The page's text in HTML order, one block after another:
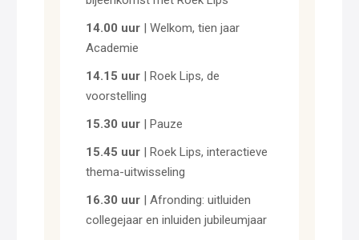
14.00 uur | Welkom, tien jaar
Academie
14.15 uur | Roek Lips, de
voorstelling
15.30 uur | Pauze
15.45 uur | Roek Lips, interactieve
thema-uitwisseling
16.30 uur | Afronding: uitluiden
collegejaar en inluiden jubileumjaar